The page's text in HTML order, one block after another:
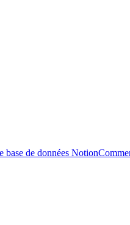
base de données Notion